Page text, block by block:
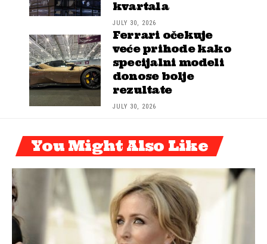
kvartala
JULY 30, 2026
Ferrari očekuje
veće prihode kako
specijalni modeli
donose bolje
rezultate
JULY 30, 2026
You Might Also Like